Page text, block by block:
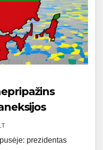
prezidentas